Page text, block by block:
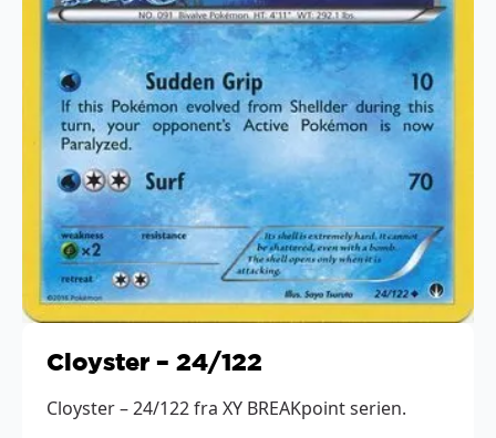
Cloyster – 24/122
Cloyster – 24/122 fra XY BREAKpoint serien.